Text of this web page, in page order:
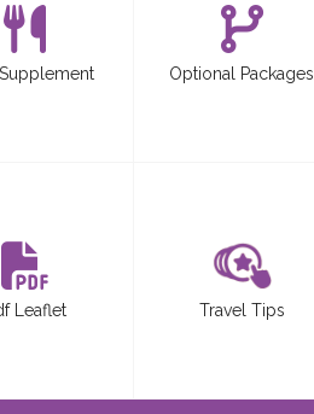
Optional Packages
Leaflet Travel Tips